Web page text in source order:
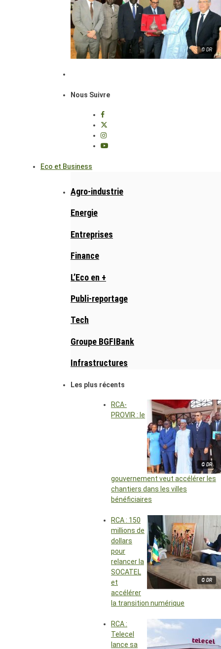
© DR
Nous Suivre
Eco et Business
Agro-industrie
Energie
Entreprises
Finance
L’Eco en +
Publi-reportage
Tech
Groupe BGFIBank
Infrastructures
Les plus récents
© DR
RCA-
PROVIR : le
gouvernement veut accélérer les
chantiers dans les villes
bénéficiaires
© DR
RCA : 150
millions de
dollars
pour
relancer la
SOCATEL
et
accélérer
la transition numérique
RCA :
Telecel
lance sa